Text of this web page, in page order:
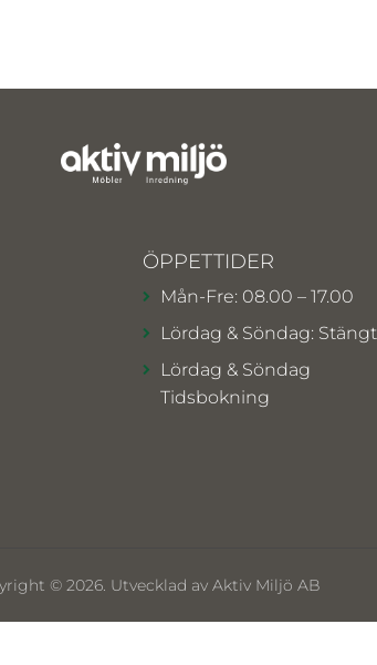
ÖPPETTIDER
Mån-Fre: 08.00 – 17.00
Lördag & Söndag: Stängt
Lördag & Söndag
Tidsbokning
© 2026. Utvecklad av Aktiv Miljö AB